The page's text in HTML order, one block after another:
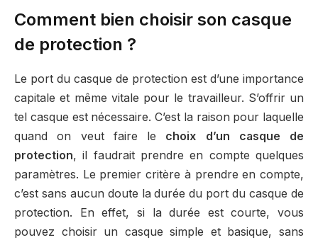
Comment bien choisir son casque
de protection ?
Le port du casque de protection est d’une importance
capitale et même vitale pour le travailleur. S’offrir un
tel casque est nécessaire. C’est la raison pour laquelle
quand on veut faire le choix d’un casque de
protection, il faudrait prendre en compte quelques
paramètres. Le premier critère à prendre en compte,
c’est sans aucun doute la durée du port du casque de
protection. En effet, si la durée est courte, vous
pouvez choisir un casque simple et basique, sans